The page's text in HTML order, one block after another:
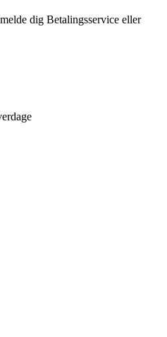
dig Betalingsservice eller